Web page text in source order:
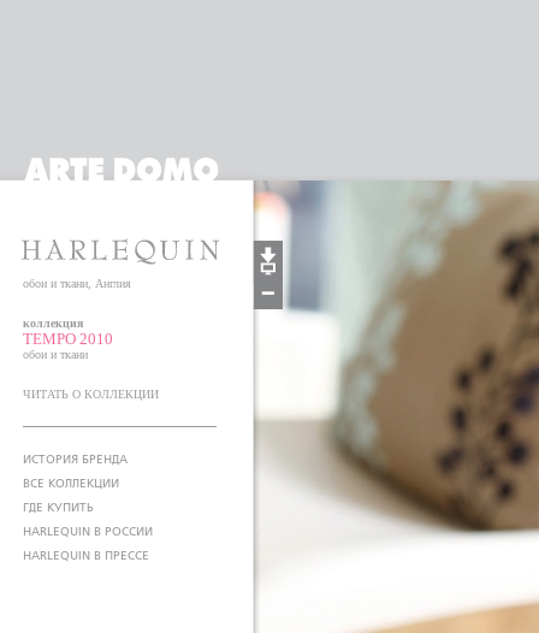
обои и ткани, Англия
коллекция
TEMPO 2010
обои и ткани
ЧИТАТЬ О КОЛЛЕКЦИИ
ИСТОРИЯ БРЕНДА
ВСЕ КОЛЛЕКЦИИ
ГДЕ КУПИТЬ
HARLEQUIN В РОССИИ
HARLEQUIN В ПРЕССЕ